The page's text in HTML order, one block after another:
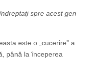
spre acest gen
este o „cucerire” a
până la începerea